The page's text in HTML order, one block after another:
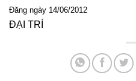
Đăng ngày 14/06/2012
ĐẠI TRÍ